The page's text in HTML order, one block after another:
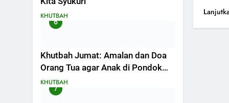
KHUTBAH
6
Khutbah Jumat: Amalan dan Doa
Orang Tua agar Anak di Pondok
Pesantren Sukses Dunia Akhirat
KHUTBAH
7